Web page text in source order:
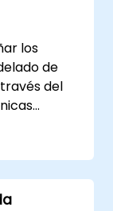
los
de
del
y buenas
cubre los
y
conjunto